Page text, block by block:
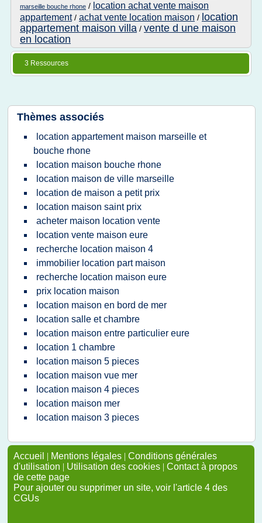
marseille bouche rhone / location achat vente maison
appartement/ achat vente location maison / location
appartement maison villa / vente d une maison
en location
3 Ressources
Thèmes associés
location appartement maison marseille et
bouche rhone
location maison bouche rhone
location maison de ville marseille
location de maison a petit prix
location maison saint prix
acheter maison location vente
location vente maison eure
recherche location maison 4
immobilier location part maison
recherche location maison eure
prix location maison
location maison en bord de mer
location salle et chambre
location maison entre particulier eure
location 1 chambre
location maison 5 pieces
location maison vue mer
location maison 4 pieces
location maison mer
location maison 3 pieces
Accueil | Mentions légales | Conditions générales
d'utilisation | Utilisation des cookies | Contact à propos
de cette page
Pour ajouter ou supprimer un site, voir l'article 4 des
CGUs